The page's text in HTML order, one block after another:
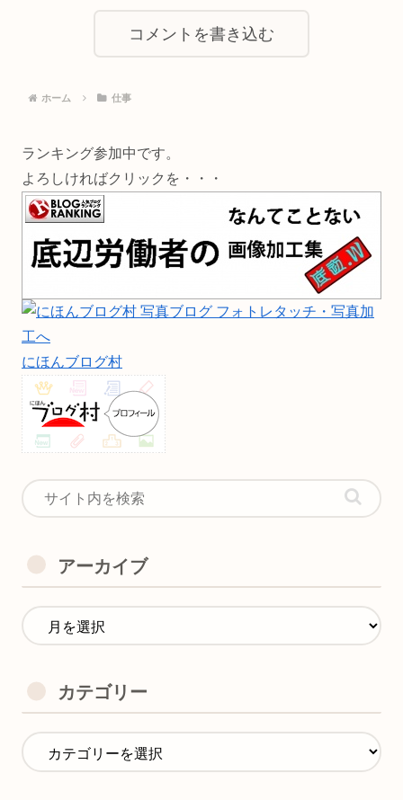
コメントを書き込む
ホーム 仕事
ランキング参加中です。
よろしければクリックを・・・
にほんブログ村
アーカイブ
カテゴリー